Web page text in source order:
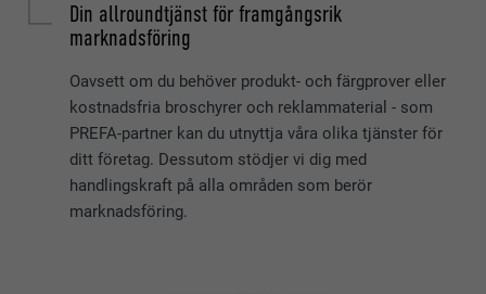
Din allroundtjänst för framgångsrik
marknadsföring
Oavsett om du behöver produkt- och färgprover eller
kostnadsfria broschyrer och reklammaterial - som
PREFA-partner kan du utnyttja våra olika tjänster för
ditt företag. Dessutom stödjer vi dig med
handlingskraft på alla områden som berör
marknadsföring.